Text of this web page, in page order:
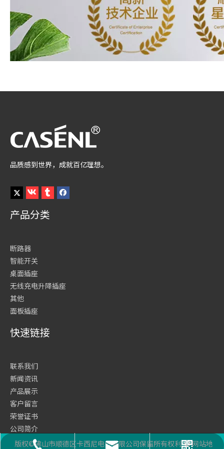
品质感到世界，成就百亿理想。
产品分类
断路器
智能开关
桌面插座
无线充电升降插座
其他
面板插座
座机号码
邮箱
二维码
快速链接
联系我们
新闻资讯
产品展示
客户留言
荣誉证书
公司简介
网站首页
版权©佛山市顺德区卡西尼电气有限公司保留所有权利 网站地